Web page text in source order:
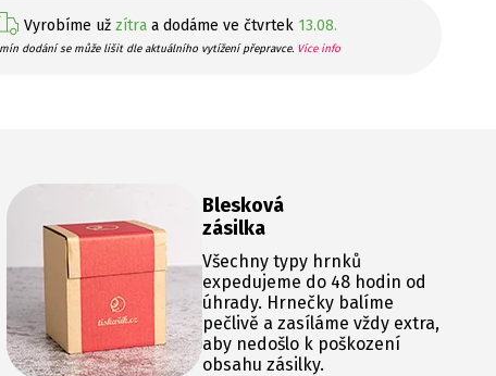
Vyrobíme už zítra a dodáme ve čtvrtek 13.08.
dodání se může lišit dle aktuálního vytížení přepravce. Více info
Blesková
zásilka
Všechny typy hrnků
expedujeme do 48 hodin od
úhrady. Hrnečky balíme
pečlivě a zasíláme vždy extra,
aby nedošlo k poškození
obsahu zásilky.